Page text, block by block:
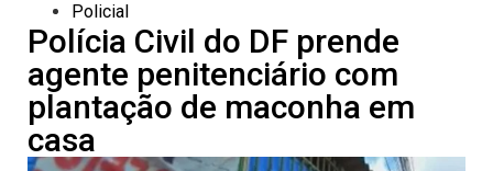
Policial
Polícia Civil do DF prende
agente penitenciário com
plantação de maconha em
casa